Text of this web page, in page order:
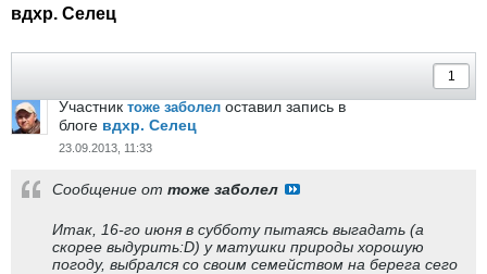
вдхр. Селец
Участник тоже заболел оставил запись в
блоге вдхр. Селец
23.09.2013, 11:33
Сообщение от тоже заболел
Итак, 16-го июня в субботу пытаясь выгадать (а
скорее выдурить:D) у матушки природы хорошую
погоду, выбрался со своим семейством на берега сего